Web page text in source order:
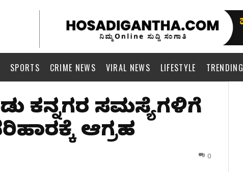
SPORTS CRIME NEWS VIRAL NEWS LIFESTYLE TRENDING
ಕನ್ನಡಿಗರ ಸಮಸ್ಯೆಗಳಿಗೆ
ಆಗ್ರಹ
0